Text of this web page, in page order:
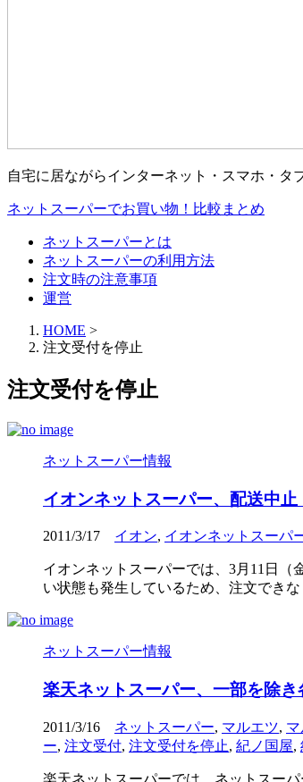
自宅に居ながらインターネット・スマホ・
ネットスーパーでお買い物！比較まとめ
ネットスーパーとは
ネットスーパーの利用方法
注文時の注意事項
運営
HOME >
注文受付を停止
注文受付を停止
ネットスーパー情報
イオンネットスーパー、配送中
2011/3/17 イオン, イオンネットスーパ
イオンネットスーパーでは、3月11日
い状態も発生しているため、注文できな
ネットスーパー情報
楽天ネットスーパー、一部を除
2011/3/16 ネットスーパー, マルエツ,
ー, 注文受付, 注文受付を停止, 紀ノ国屋,
楽天ネットスーパーでは、ネットスー